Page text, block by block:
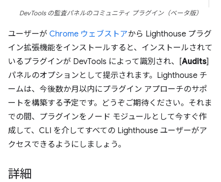
DevTools の監査パネルのコミュニティ プラグイン（ベータ版）
ユーザーが Chrome ウェブストアから Lighthouse プラグ
イン拡張機能をインストールすると、インストールされて
いるプラグインが DevTools によって識別され、[Audits]
パネルのオプションとして提示されます。Lighthouse チ
ームは、今後数か月以内にプラグイン アプローチのサポ
ートを構築する予定です。どうぞご期待ください。それま
での間、プラグインをノード モジュールとして今すぐ作
成して、CLI を介してすべての Lighthouse ユーザーがア
クセスできるようにしましょう。
詳細